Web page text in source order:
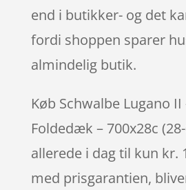
end i butikker- og det
fordi shoppen sparer
almindelig butik.
Køb Schwalbe Lugano II
Foldedæk – 700x28c
allerede i dag til kun kr.
med prisgarantien,